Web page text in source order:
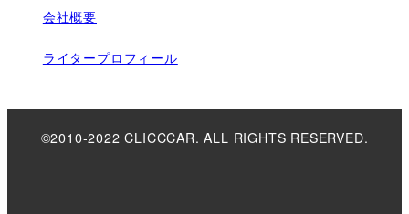
会社概要
ライタープロフィール
©2010-2022 CLICCCAR. ALL RIGHTS RESERVED.